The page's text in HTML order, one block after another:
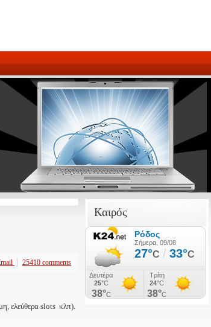
25410 comments
ελεύθερα slots κλπ).
Καιρός